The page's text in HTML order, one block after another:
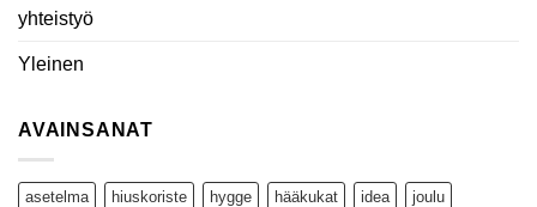
yhteistyö
Yleinen
AVAINSANAT
asetelma hiuskoriste hygge hääkukat idea joulu